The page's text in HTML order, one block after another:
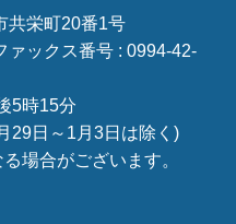
共栄町20番1号
ァックス番号 : 0994-42-
5時15分
29日～1月3日は除く)
場合がございます。